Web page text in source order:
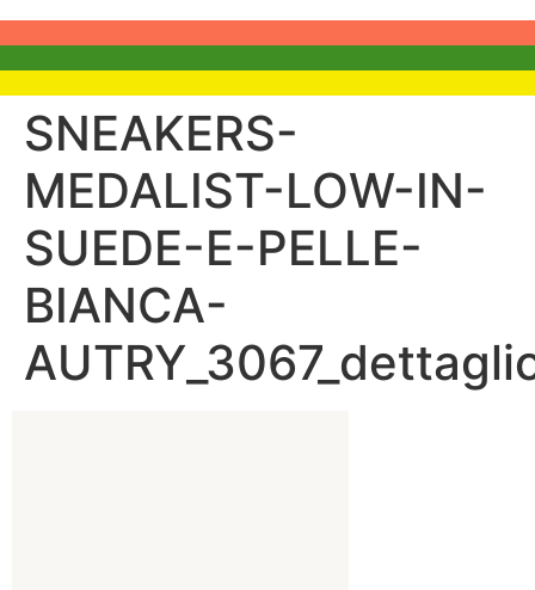
SNEAKERS-
MEDALIST-LOW-IN-
SUEDE-E-PELLE-
BIANCA-